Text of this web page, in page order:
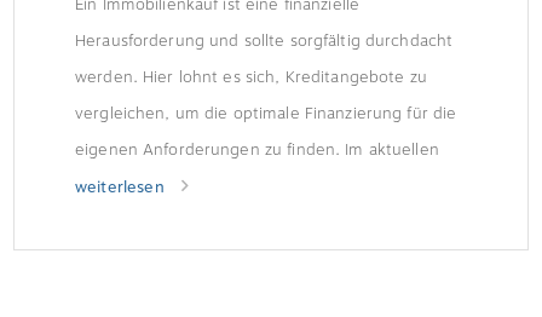
Herausforderung und sollte sorgfältig durchdacht
werden. Hier lohnt es sich, Kreditangebote zu
vergleichen, um die optimale Finanzierung für die
eigenen Anforderungen zu finden. Im aktuellen
Baukredit-Vergleich der Stiftung Warentest zeigt
mit dem richtigen Kredit mehrere Zehntausend
weiterlesen